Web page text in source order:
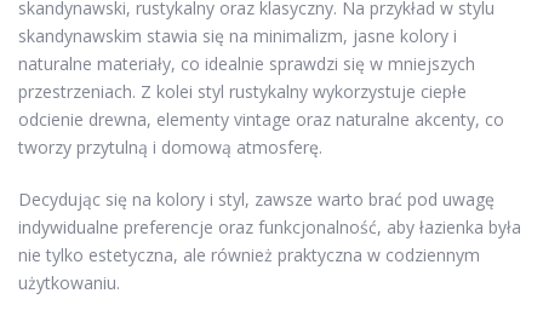
skandynawski, rustykalny oraz klasyczny. Na przykład w stylu
skandynawskim stawia się na minimalizm, jasne kolory i
naturalne materiały, co idealnie sprawdzi się w mniejszych
przestrzeniach. Z kolei styl rustykalny wykorzystuje ciepłe
odcienie drewna, elementy vintage oraz naturalne akcenty, co
tworzy przytulną i domową atmosferę.
Decydując się na kolory i styl, zawsze warto brać pod uwagę
indywidualne preferencje oraz funkcjonalność, aby łazienka była
nie tylko estetyczna, ale również praktyczna w codziennym
użytkowaniu.